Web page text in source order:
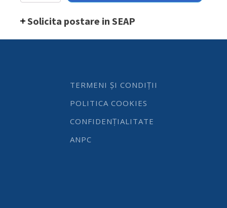
umplut
Hendi
Solicita postare in SEAP
TERMENI ȘI CONDIȚII
POLITICA COOKIES
CONFIDENȚIALITATE
ANPC